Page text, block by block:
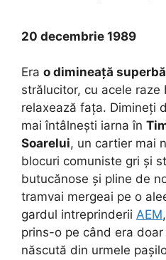
20 decembrie 1989
Era o dimineață superbă
strălucitor, cu acele
relaxează fața. Dimineți
mai întâlnești iarna în
Soarelui, un cartier mai
blocuri comuniste gri și
butucănose și pline de
tramvai mergeai pe o
gardul intreprinderii AEM,
prins-o pe când era doar
născută din urmele